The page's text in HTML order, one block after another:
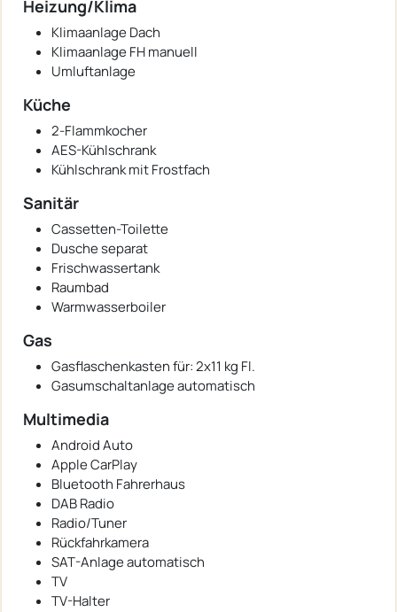
Heizung/Klima
Klimaanlage Dach
Klimaanlage FH manuell
Umluftanlage
Küche
2-Flammkocher
AES-Kühlschrank
Kühlschrank mit Frostfach
Sanitär
Cassetten-Toilette
Dusche separat
Frischwassertank
Raumbad
Warmwasserboiler
Gas
Gasflaschenkasten für: 2x11 kg Fl.
Gasumschaltanlage automatisch
Multimedia
Android Auto
Apple CarPlay
Bluetooth Fahrerhaus
DAB Radio
Radio/Tuner
Rückfahrkamera
SAT-Anlage automatisch
TV
TV-Halter